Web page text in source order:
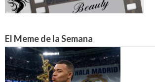
El Meme de la Semana